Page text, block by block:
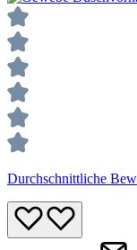
Durchschnittliche